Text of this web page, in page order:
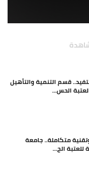
ألف مستفيد.. قسم التنمية والتأهيل
الحس...
متكاملة.. جامعة
للعتبة الح...